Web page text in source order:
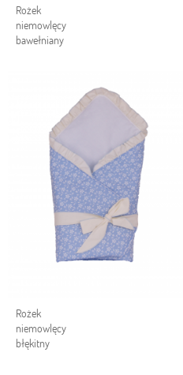
Rożek
niemowlęcy
bawełniany
Rożek
niemowlęcy
błękitny